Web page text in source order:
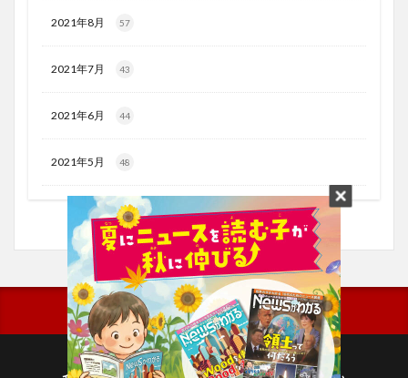
2021年8月 57
2021年7月 43
2021年6月 44
2021年5月 48